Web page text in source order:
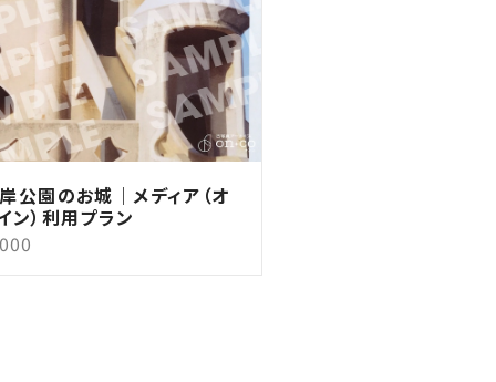
公園のお城｜メディア（オ
ン）利用プラン